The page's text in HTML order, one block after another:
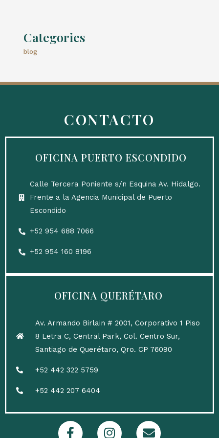
Categories
blog
CONTACTO
OFICINA PUERTO ESCONDIDO
Calle Tercera Poniente s/n Esquina Av. Hidalgo.
Frente a la Agencia Municipal de Puerto
Escondido
‎+52 954 688 7066
+52 954 160 8196
OFICINA QUERÉTARO
Av. Armando Birlain # 2001, Corporativo 1 Piso
8 Letra C, Central Park, Col. Centro Sur,
Santiago de Querétaro, Qro. CP 76090
+52 442 322 5759
+52 442 207 6404